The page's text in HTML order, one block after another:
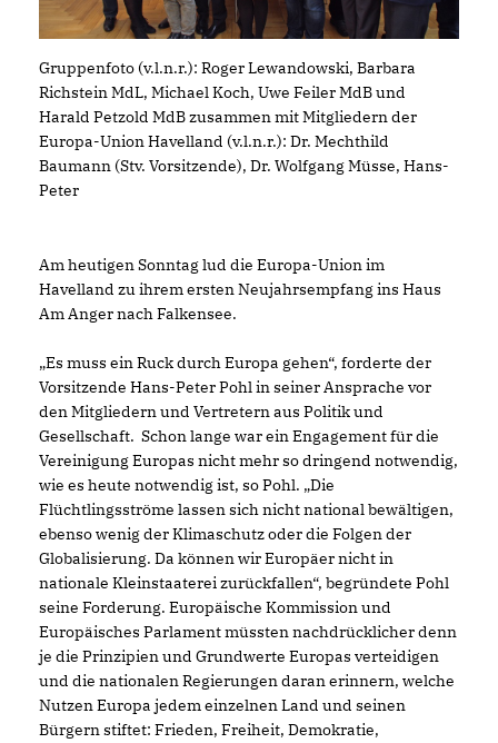
Gruppenfoto (v.l.n.r.): Roger Lewandowski, Barbara
Richstein MdL, Michael Koch, Uwe Feiler MdB und
Harald Petzold MdB zusammen mit Mitgliedern der
Europa-Union Havelland (v.l.n.r.): Dr. Mechthild
Baumann (Stv. Vorsitzende), Dr. Wolfgang Müsse, Hans-
Peter
Am heutigen Sonntag lud die Europa-Union im
Havelland zu ihrem ersten Neujahrsempfang ins Haus
Am Anger nach Falkensee.
Es muss ein Ruck durch Europa gehen“, forderte der
Vorsitzende Hans-Peter Pohl in seiner Ansprache vor
den Mitgliedern und Vertretern aus Politik und
Gesellschaft. Schon lange war ein Engagement für die
Vereinigung Europas nicht mehr so dringend notwendig,
wie es heute notwendig ist, so Pohl. „Die
Flüchtlingsströme lassen sich nicht national bewältigen,
ebenso wenig der Klimaschutz oder die Folgen der
Globalisierung. Da können wir Europäer nicht in
nationale Kleinstaaterei zurückfallen“, begründete Pohl
seine Forderung. Europäische Kommission und
Europäisches Parlament müssten nachdrücklicher denn
je die Prinzipien und Grundwerte Europas verteidigen
und die nationalen Regierungen daran erinnern, welche
Nutzen Europa jedem einzelnen Land und seinen
Bürgern stiftet: Frieden, Freiheit, Demokratie,